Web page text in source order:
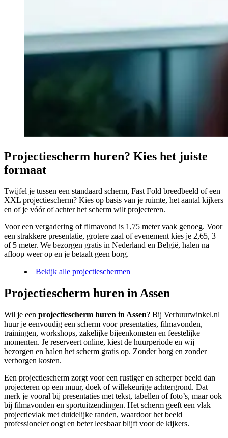
Projectiescherm huren? Kies het juiste
formaat
Twijfel je tussen een standaard scherm, Fast Fold breedbeeld of een
XXL projectiescherm? Kies op basis van je ruimte, het aantal kijkers
en of je vóór of achter het scherm wilt projecteren.
Voor een vergadering of filmavond is 1,75 meter vaak genoeg. Voor
een strakkere presentatie, grotere zaal of evenement kies je 2,65, 3
of 5 meter. We bezorgen gratis in Nederland en België, halen na
afloop weer op en je betaalt geen borg.
Bekijk alle projectieschermen
Projectiescherm huren in Assen
Wil je een projectiescherm huren in Assen? Bij Verhuurwinkel.nl
huur je eenvoudig een scherm voor presentaties, filmavonden,
trainingen, workshops, zakelijke bijeenkomsten en feestelijke
momenten. Je reserveert online, kiest de huurperiode en wij
bezorgen en halen het scherm gratis op. Zonder borg en zonder
verborgen kosten.
Een projectiescherm zorgt voor een rustiger en scherper beeld dan
projecteren op een muur, doek of willekeurige achtergrond. Dat
merk je vooral bij presentaties met tekst, tabellen of foto’s, maar ook
bij filmavonden en sportuitzendingen. Het scherm geeft een vlak
projectievlak met duidelijke randen, waardoor het beeld
professioneler oogt en beter leesbaar blijft voor de kijkers.